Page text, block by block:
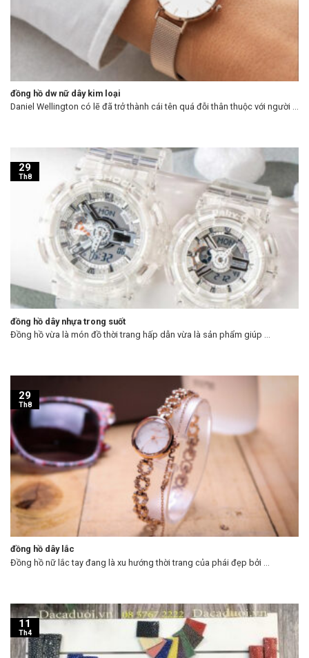
đồng hồ dw nữ dây kim loại
Daniel Wellington có lẽ đã trở thành cái tên quá đỗi thân thuộc với người ...
đồng hồ dây nhựa trong suốt
Đồng hồ vừa là món đồ thời trang hấp dẫn vừa là sản phẩm giúp ...
29
Th8
đồng hồ dây lắc
Đồng hồ nữ lắc tay đang là xu hướng thời trang của phái đẹp bởi ...
29
Th8
11
Th4